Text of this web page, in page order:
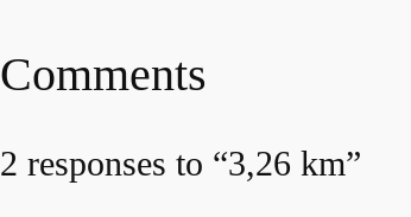
Comments
2 responses to “3,26 km”